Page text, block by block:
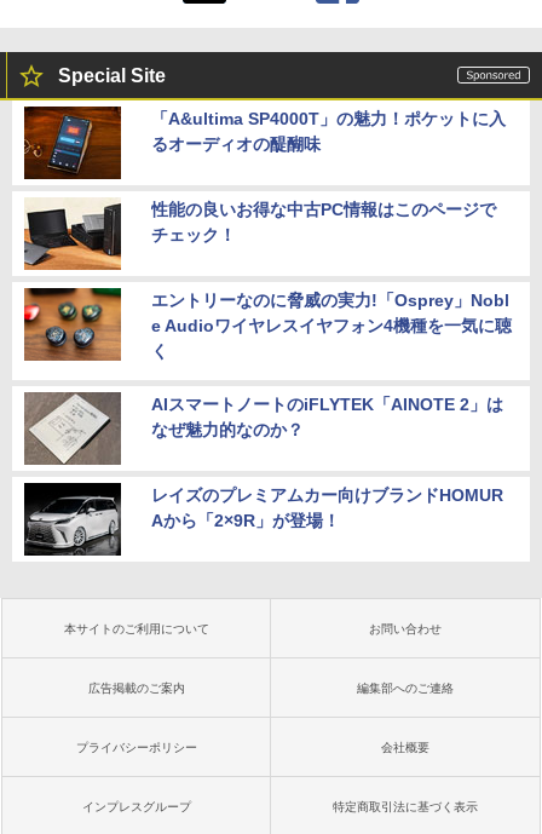
Special Site
「A&ultima SP4000T」の魅力！ポケットに入
るオーディオの醍醐味
性能の良いお得な中古PC情報はこのページで
チェック！
エントリーなのに脅威の実力!「Osprey」Nobl
e Audioワイヤレスイヤフォン4機種を一気に聴
く
AIスマートノートのiFLYTEK「AINOTE 2」は
なぜ魅力的なのか？
レイズのプレミアムカー向けブランドHOMUR
Aから「2×9R」が登場！
本サイトのご利用について お問い合わせ
広告掲載のご案内 編集部へのご連絡
プライバシーポリシー 会社概要
インプレスグループ 特定商取引法に基づく表示